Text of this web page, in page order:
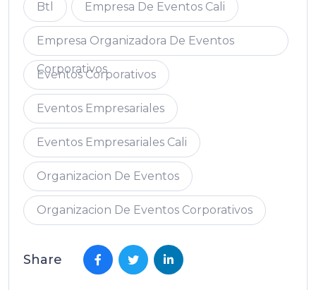
Btl Empresa De Eventos Cali
Empresa Organizadora De Eventos
Corporativos
Eventos Corporativos
Eventos Empresariales
Eventos Empresariales Cali
Organizacion De Eventos
Organizacion De Eventos Corporativos
Share